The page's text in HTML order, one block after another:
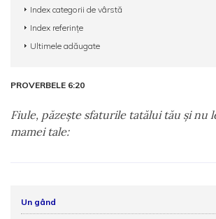
Index categorii de vârstă
Index referințe
Ultimele adăugate
PROVERBELE 6:20
Fiule, păzeşte sfaturile tatălui tău şi nu
mamei tale:
Un gând